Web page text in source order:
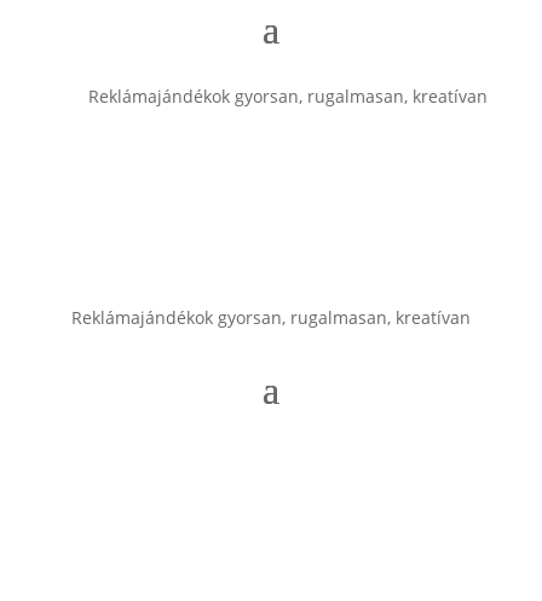
Reklámajándékok gyorsan, rugalmasan, kreatívan
Reklámajándékok gyorsan, rugalmasan, kreatívan